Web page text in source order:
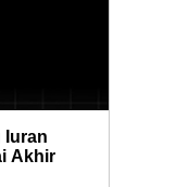
Iuran
Akhir